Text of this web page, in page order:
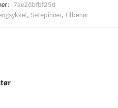
7ae2dbfbf25d
, Setepinner, Tilbehør